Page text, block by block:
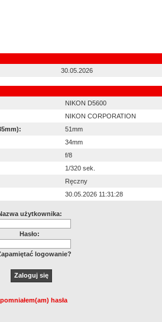
30.05.2026
NIKON D5600
NIKON CORPORATION
51mm
34mm
f/8
1/320 sek.
Ręczny
30.05.2026 11:31:28
użytkownika:
Hasło:
logowanie?
hasła